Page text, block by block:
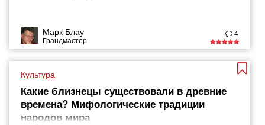
Марк Блау
Грандмастер
4
Культура
Какие близнецы существовали в древние
времена? Мифологические традиции
народов мира